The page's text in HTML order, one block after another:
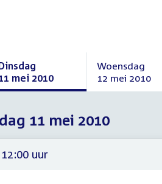
mei 2010
Woensdag
12 mei 2010
Woensdag
mei
2010
11 mei 2010
uur